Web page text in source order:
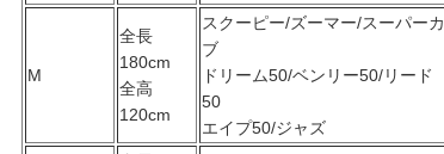
M
全長
180cm
全高
120cm
スクーピー/ズーマー/スーパーカ
ブ
ドリーム50/ベンリー50/リード
50
エイプ50/ジャズ